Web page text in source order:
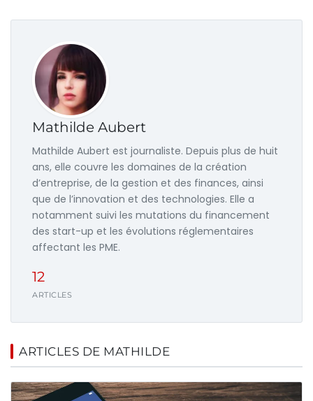
Mathilde Aubert
Mathilde Aubert est journaliste. Depuis plus de huit
ans, elle couvre les domaines de la création
d’entreprise, de la gestion et des finances, ainsi
que de l’innovation et des technologies. Elle a
notamment suivi les mutations du financement
des start-up et les évolutions réglementaires
affectant les PME.
12
ARTICLES
ARTICLES DE MATHILDE